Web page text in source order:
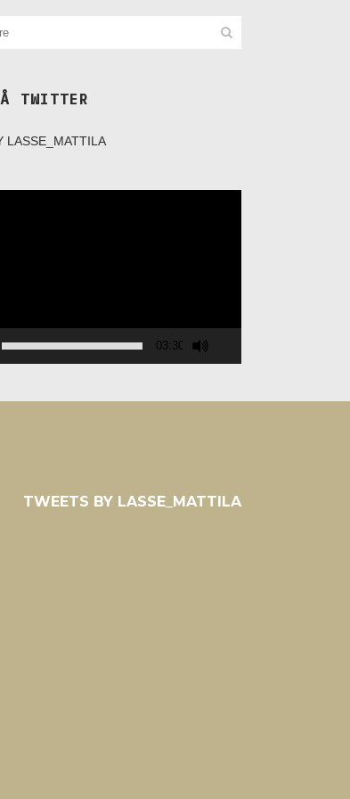
TWITTER
LASSE_MATTILA
03:30
TWEETS BY LASSE_MATTILA